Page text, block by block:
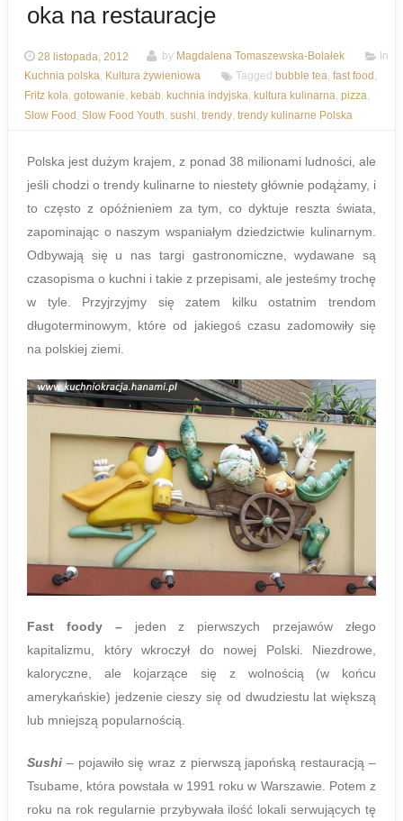
oka na restauracje
28 listopada, 2012 by Magdalena Tomaszewska-Bolałek
In
Kuchnia polska, Kultura żywieniowa Tagged bubble tea, fast food ,
Fritz kola, gotowanie, kebab, kuchnia indyjska, kultura kulinarna, pizza,
Slow Food , Slow Food Youth, sushi, trendy, trendy kulinarne Polska
Polska jest dużym krajem, z ponad 38 milionami ludności, ale
jeśli chodzi o trendy kulinarne to niestety głównie podążamy, i
to często z opóźnieniem za tym, co dyktuje reszta świata,
zapominając o naszym wspaniałym dziedzictwie kulinarnym.
Odbywają się u nas targi gastronomiczne, wydawane są
czasopisma o kuchni i takie z przepisami, ale jesteśmy trochę
w tyle. Przyjrzyjmy się zatem kilku ostatnim trendom
długoterminowym, które od jakiegoś czasu zadomowiły się
na polskiej ziemi.
Fast foody– jeden z pierwszych przejawów złego
kapitalizmu, który wkroczył do nowej Polski. Niezdrowe,
kaloryczne, ale kojarzące się z wolnością (w końcu
amerykańskie) jedzenie cieszy się od dwudziestu lat większą
lub mniejszą popularnością.
Sushi – pojawiło się wraz z pierwszą japońską restauracją –
Tsubame, która powstała w 1991 roku w Warszawie. Potem z
roku na rok regularnie przybywała ilość lokali serwujących tę